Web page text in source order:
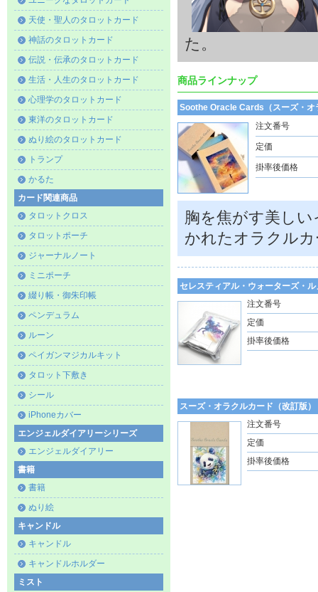
天使・聖人のタロットカード
神話のタロットカード
伝説・伝承のタロットカード
生活・人生のタロットカード
心理学のタロットカード
東洋のタロットカード
ぬり絵のタロットカード
トランプ
かるた
カード関連商品
タロットクロス
タロットポーチ
ジャーナルノート
ミニポーチ
綴り帳・御朱印帳
ペンデュラム
ルーン
ペイガンマジカルキット
タロット下敷き
シール
iPhoneカバー
エンジェルダイアリーシリーズ
エンジェルダイアリー
書籍
書籍
ぬり絵
キャンドル
キャンドル
キャンドルホルダー
ミスト
た。
商品ラインナップ
Soothe Oracle Cards（スーズ・オ
注文番号
定価
掛率後価格
胸を焦がす美し
かれたオラクル
セレスティアル・ウォーターズ・ル
注文番号
定価
掛率後価格
スーズ・オラクルカード（改訂版）
注文番号
定価
掛率後価格